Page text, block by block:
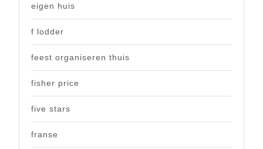
eigen huis
f lodder
feest organiseren thuis
fisher price
five stars
franse